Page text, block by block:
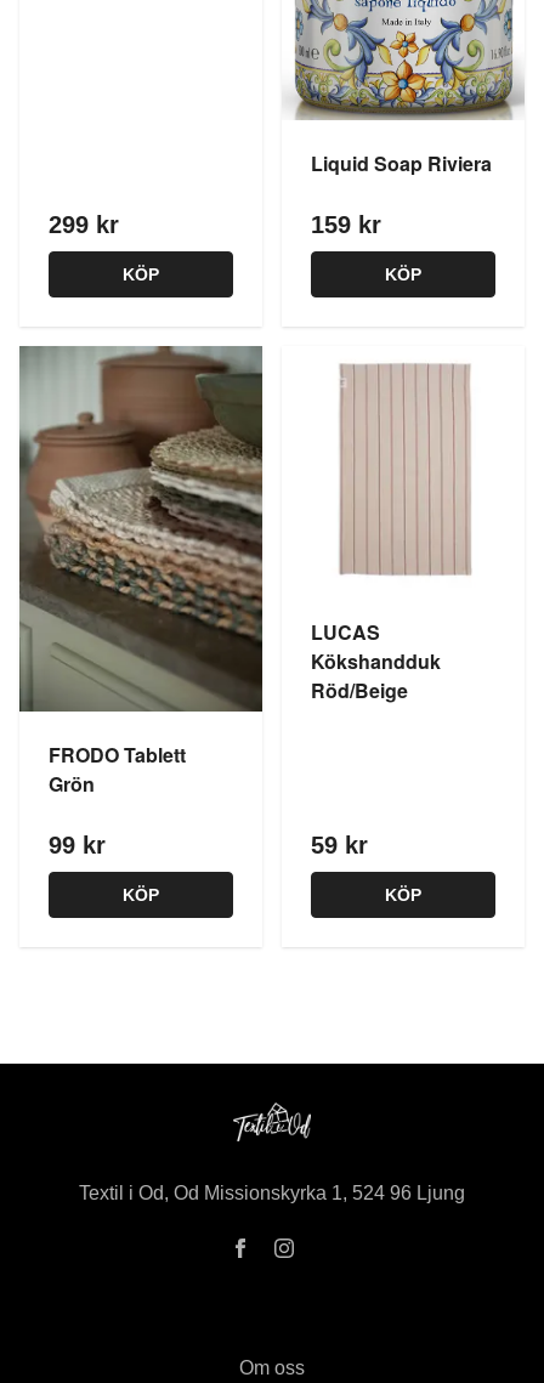
299 kr
KÖP
Liquid Soap Riviera
159 kr
KÖP
FRODO Tablett
Grön
99 kr
KÖP
LUCAS
Kökshandduk
Röd/Beige
59 kr
KÖP
Textil i Od, Od Missionskyrka 1, 524 96 Ljung
Om oss